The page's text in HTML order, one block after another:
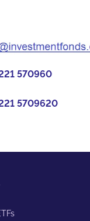
570960
5709620